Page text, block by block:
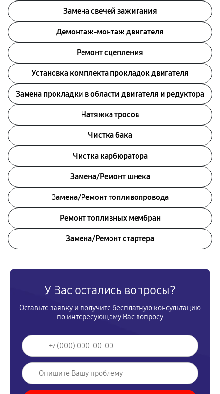
Замена свечей зажигания
Демонтаж-монтаж двигателя
Ремонт сцепления
Установка комплекта прокладок двигателя
Замена прокладки в области двигателя и редуктора
Натяжка тросов
Чистка бака
Чистка карбюратора
Замена/Pемонт шнека
Замена/Pемонт топливопровода
Ремонт топливных мембран
Замена/Pемонт стартера
У Вас остались вопросы?
Оставьте заявку и получите бесплатную консультацию
по интересующему Вас вопросу